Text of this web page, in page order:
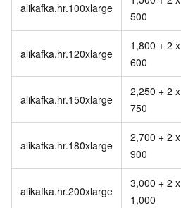
alikafka.hr.100xlarge
500
alikafka.hr.120xlarge
1,800 + 2 x
600
alikafka.hr.150xlarge
2,250 + 2 x
750
alikafka.hr.180xlarge
2,700 + 2 x
900
alikafka.hr.200xlarge
3,000 + 2 x
1,000